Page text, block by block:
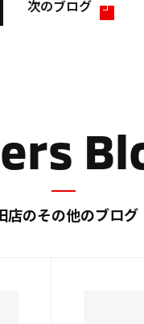
次のブログ
店のその他のブログ